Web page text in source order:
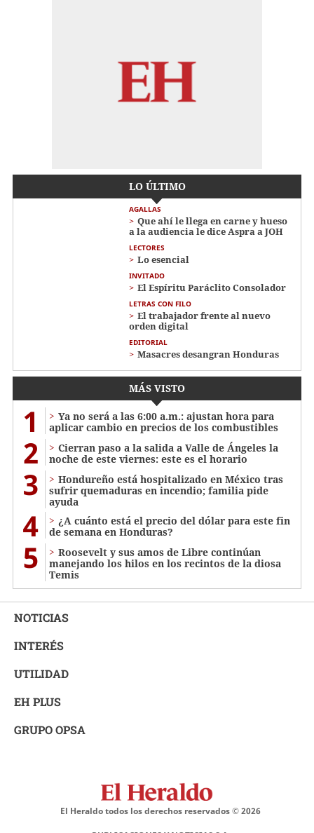
LO ÚLTIMO
AGALLAS
Que ahí le llega en carne y hueso
a la audiencia le dice Aspra a JOH
LECTORES
Lo esencial
INVITADO
El Espíritu Paráclito Consolador
LETRAS CON FILO
El trabajador frente al nuevo
orden digital
EDITORIAL
Masacres desangran Honduras
MÁS VISTO
1
Ya no será a las 6:00 a.m.: ajustan hora para
aplicar cambio en precios de los combustibles
2
Cierran paso a la salida a Valle de Ángeles la
noche de este viernes: este es el horario
3
Hondureño está hospitalizado en México tras
sufrir quemaduras en incendio; familia pide
ayuda
4
¿A cuánto está el precio del dólar para este fin
de semana en Honduras?
5
Roosevelt y sus amos de Libre continúan
manejando los hilos en los recintos de la diosa
Temis
NOTICIAS
INTERÉS
UTILIDAD
EH PLUS
GRUPO OPSA
El Heraldo todos los derechos reservados ©2026